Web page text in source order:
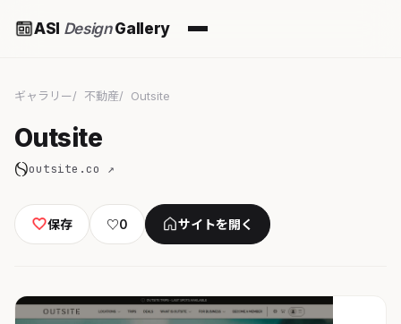
ASI DesignGallery
ギャラリー 不動産 Outsite
Outsite
outsite.co ↗
保存 ♡0 サイトを開く